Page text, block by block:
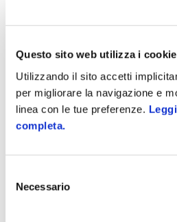
Questo sito web utilizza i cookie
Utilizzando il sito accetti
per migliorare la navigazione e
linea con le tue preferenze.
completa.
delNecessario